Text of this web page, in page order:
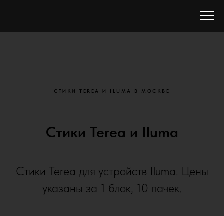
СТИКИ TEREA И ILUMA В МОСКВЕ
Стики Terea и Iluma
Стики Terea для устройств Iluma. Цены
указаны за 1 блок, 10 пачек.